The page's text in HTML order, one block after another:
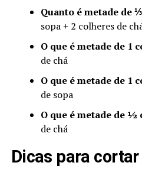
Quanto é metade de
sopa + 2 colheres de
O que é metade de 1
de chá
O que é metade de 1
de sopa
O que é metade de ½
de chá
Dicas para